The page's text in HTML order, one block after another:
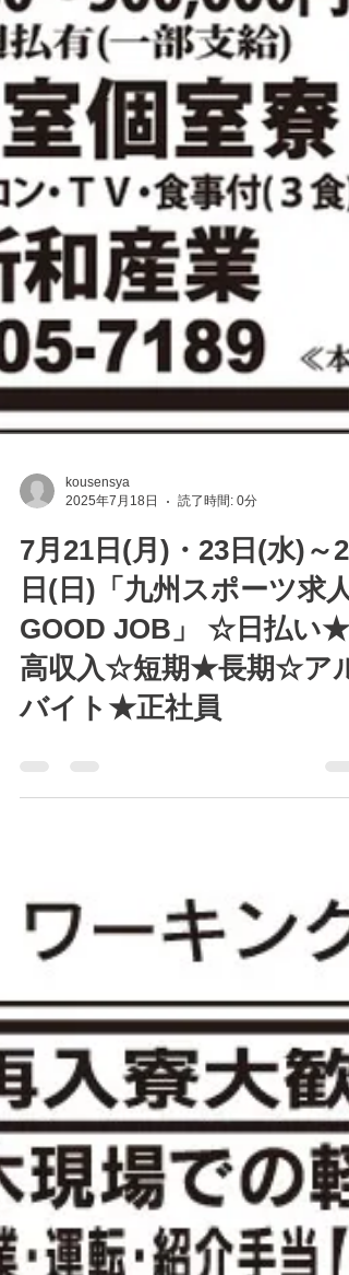
kousensya
2025年7月18日
読了時間: 0分
7月21日(月)・23日(水)～27
日(日)「九州スポーツ求人
GOOD JOB」 ☆日払い★